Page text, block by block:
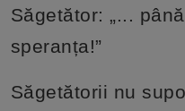
Săgetător: „...
speranța!”
Săgetătorii nu